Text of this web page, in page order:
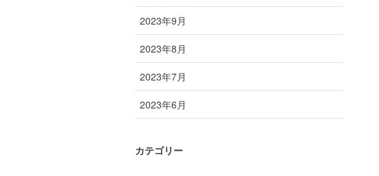
2023年9月
2023年8月
2023年7月
2023年6月
カテゴリー